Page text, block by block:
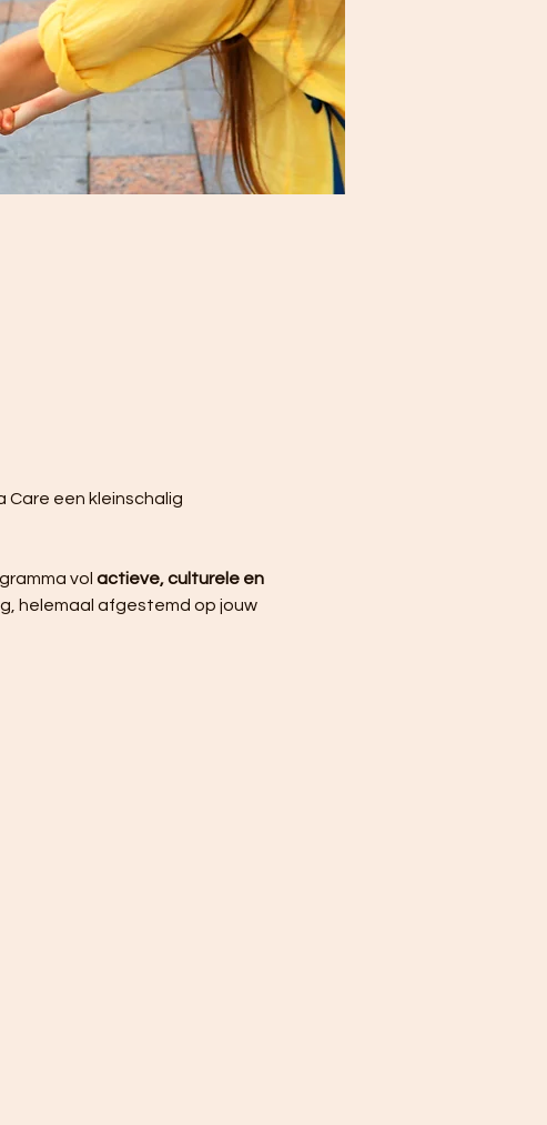
Care een kleinschalig
vol actieve, culturele en
helemaal afgestemd op jouw